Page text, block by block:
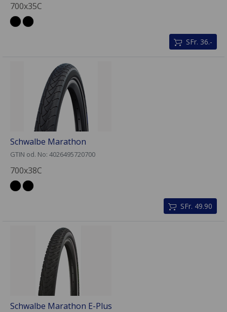
700x35C
SFr. 36.-
Schwalbe Marathon
GTIN od. No: 4026495720700
700x38C
SFr. 49.90
Schwalbe Marathon E-Plus